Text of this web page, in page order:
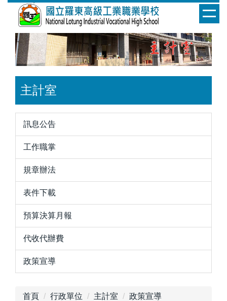
主計室
訊息公告
工作職掌
規章辦法
表件下載
預算決算月報
代收代辦費
政策宣導
首頁 行政單位 主計室 政策宣導